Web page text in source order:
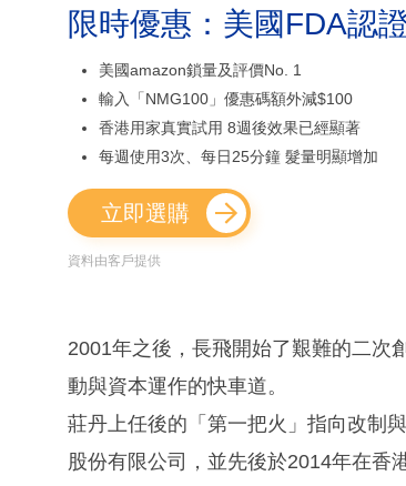
限時優惠：美國FDA認
美國amazon鎖量及評價No. 1
輸入「NMG100」優惠碼額外減$100
香港用家真實試用 8週後效果已經顯著
每週使用3次、每日25分鐘 髮量明顯增加
立即選購
資料由客戶提供
2001年之後，長飛開始了艱難的二次
動與資本運作的快車道。
莊丹上任後的「第一把火」指向改制
股份有限公司，並先後於2014年在香